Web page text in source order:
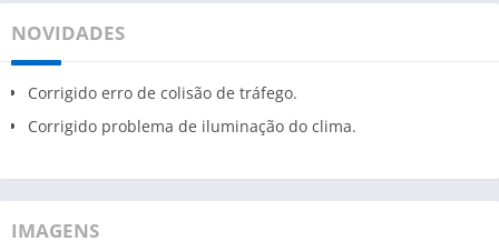
NOVIDADES
Corrigido erro de colisão de tráfego.
Corrigido problema de iluminação do clima.
IMAGENS